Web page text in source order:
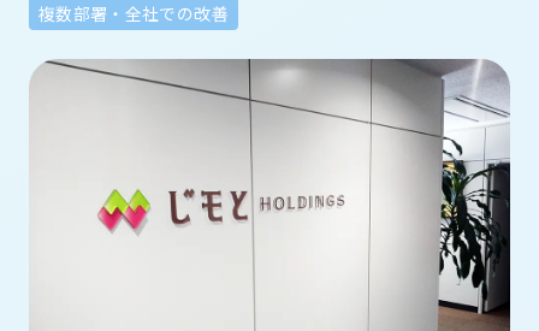
複数部署・全社での改善